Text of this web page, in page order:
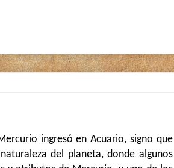
ingresó en Acuario, signo que
del planeta, donde algunos